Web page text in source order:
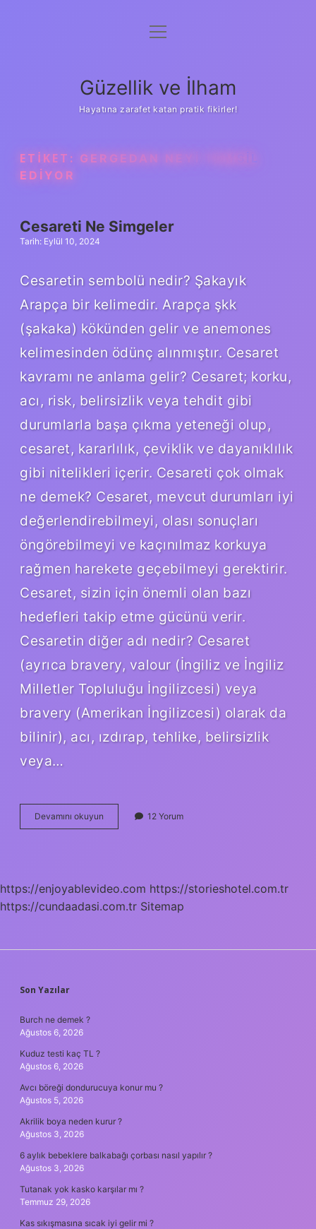
Anasayfa
Yasal Uyarı
menüyü
Güzellik ve İlham
Hayatına zarafet katan pratik fikirler!
ETIKET: GERGEDAN NEYI TEMSIL
EDIYOR
Cesareti Ne Simgeler
Tarih: Eylül 10, 2024
Cesaretin sembolü nedir? Şakayık
Arapça bir kelimedir. Arapça şkk
(şakaka) kökünden gelir ve anemones
kelimesinden ödünç alınmıştır. Cesaret
kavramı ne anlama gelir? Cesaret; korku,
acı, risk, belirsizlik veya tehdit gibi
durumlarla başa çıkma yeteneği olup,
cesaret, kararlılık, çeviklik ve dayanıklılık
gibi nitelikleri içerir. Cesareti çok olmak
ne demek? Cesaret, mevcut durumları iyi
değerlendirebilmeyi, olası sonuçları
öngörebilmeyi ve kaçınılmaz korkuya
rağmen harekete geçebilmeyi gerektirir.
Cesaret, sizin için önemli olan bazı
hedefleri takip etme gücünü verir.
Cesaretin diğer adı nedir? Cesaret
(ayrıca bravery, valour (İngiliz ve İngiliz
Milletler Topluluğu İngilizcesi) veya
bravery (Amerikan İngilizcesi) olarak da
bilinir), acı, ızdırap, tehlike, belirsizlik
veya…
Devamını okuyun Cesareti
Ne
12 Yorum
https://enjoyablevideo.com https://storieshotel.com.tr
https://cundaadasi.com.tr Sitemap
SIDEBAR
Son Yazılar
Burch ne demek ?
Ağustos 6, 2026
Kuduz testi kaç TL ?
Ağustos 6, 2026
Avcı böreği dondurucuya konur mu ?
Ağustos 5, 2026
Akrilik boya neden kurur ?
Ağustos 3, 2026
6 aylık bebeklere balkabağı çorbası nasıl yapılır ?
Ağustos 3, 2026
Tutanak yok kasko karşılar mı ?
Temmuz 29, 2026
Kas sıkışmasına sıcak iyi gelir mi ?